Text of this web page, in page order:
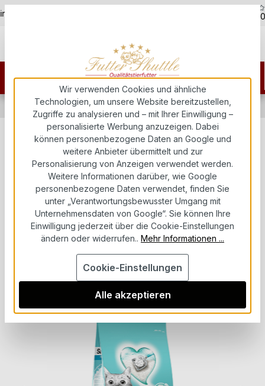
Zum Hauptinhalt springen
- 07451 / 625400 über
Katzenfutter Katzenstreu Katzenstreu
Sanicat Clumping Qxygen Power
Katzenstreu klumpend – Aktiver
Sauerstoff, Geruchsbindung, 10
Futter Shuttle
Bildergalerie überspringen
Wir verwenden Cookies und ähnliche
Technologien, um unsere Website bereitzustellen,
Zugriffe zu analysieren und – mit Ihrer Einwilligung –
personalisierte Werbung anzuzeigen. Dabei
können personenbezogene Daten an Google und
weitere Anbieter übermittelt und zur
Personalisierung von Anzeigen verwendet werden.
Weitere Informationen darüber, wie Google
personenbezogene Daten verwendet, finden Sie
unter „Verantwortungsbewusster Umgang mit
Unternehmensdaten von Google“. Sie können Ihre
Einwilligung jederzeit über die Cookie-Einstellungen
ändern oder widerrufen.. Mehr Informationen ...
Cookie-Einstellungen
Alle akzeptieren